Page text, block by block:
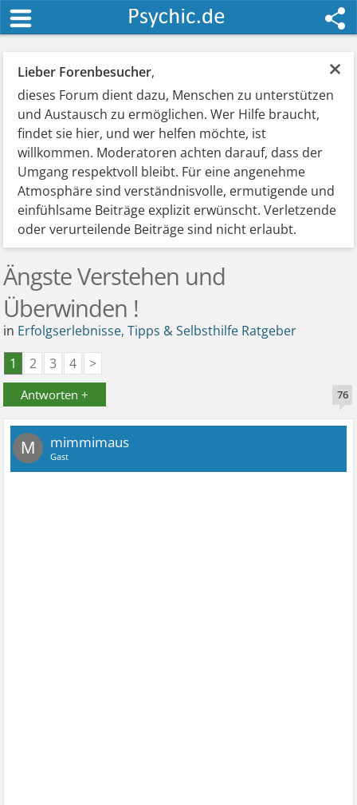
×
Lieber Forenbesucher,
dieses Forum dient dazu, Menschen zu unterstützen
und Austausch zu ermöglichen. Wer Hilfe braucht,
findet sie hier, und wer helfen möchte, ist
willkommen. Moderatoren achten darauf, dass der
Umgang respektvoll bleibt. Für eine angenehme
Atmosphäre sind verständnisvolle, ermutigende und
einfühlsame Beiträge explizit erwünscht. Verletzende
oder verurteilende Beiträge sind nicht erlaubt.
Ängste Verstehen und
Überwinden !
in Erfolgserlebnisse, Tipps & Selbsthilfe Ratgeber
1
2 3 4 >
Antworten + 76
M mimmimaus
Gast